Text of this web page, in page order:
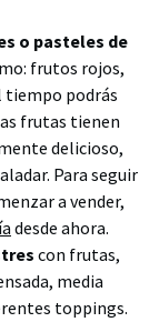
o pasteles de
frutos rojos,
tiempo podrás
frutas tienen
delicioso,
Para seguir
a vender,
desde ahora.
con frutas,
media
toppings.